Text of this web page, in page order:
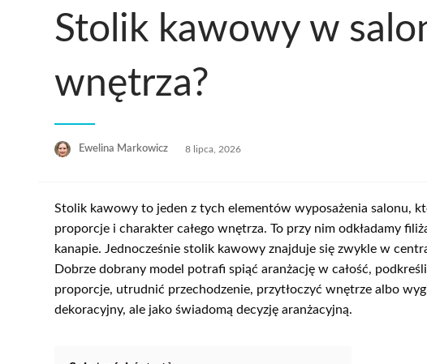
Stolik kawowy w
wnętrza?
Ewelina Markowicz
Opublikowane
8 lipca, 2026
Stolik kawowy to jeden z tych elementów wyposażenia salonu,
proporcje i charakter całego wnętrza. To przy nim odkładamy
kanapie. Jednocześnie stolik kawowy znajduje się zwykle w
Dobrze dobrany model potrafi spiąć aranżację w całość,
proporcje, utrudnić przechodzenie, przytłoczyć wnętrze albo
dekoracyjny, ale jako świadomą decyzję aranżacyjną.